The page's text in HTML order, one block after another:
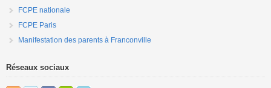
FCPE nationale
FCPE Paris
Manifestation des parents à Franconville
Réseaux sociaux